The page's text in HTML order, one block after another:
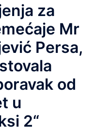
za
Mr
Persa,
od
u
2“